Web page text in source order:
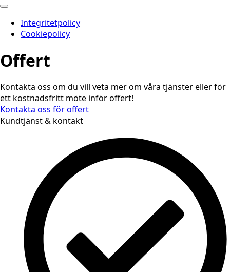
Integritetpolicy
Cookiepolicy
Offert
Kontakta oss om du vill veta mer om våra tjänster eller för
ett kostnadsfritt möte inför offert!
Kontakta oss för offert
Kundtjänst & kontakt